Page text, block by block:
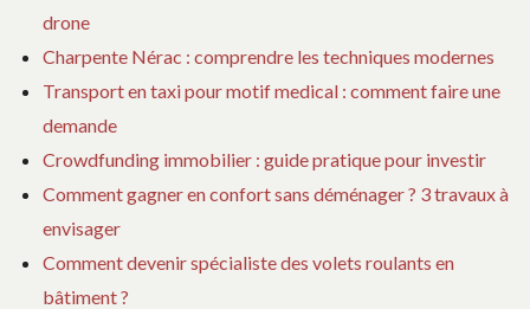
drone
Charpente Nérac : comprendre les techniques modernes
Transport en taxi pour motif medical : comment faire une
demande
Crowdfunding immobilier : guide pratique pour investir
Comment gagner en confort sans déménager ? 3 travaux à
envisager
Comment devenir spécialiste des volets roulants en
bâtiment ?